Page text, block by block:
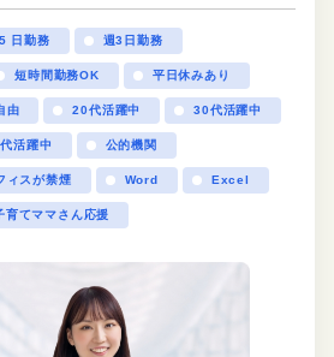
日勤務 週3日勤務
短時間勤務OK 平日休みあり
由 20代活躍中 30代活躍中
活躍中 公的機関
ィスが禁煙 Word Excel
育てママさん応援